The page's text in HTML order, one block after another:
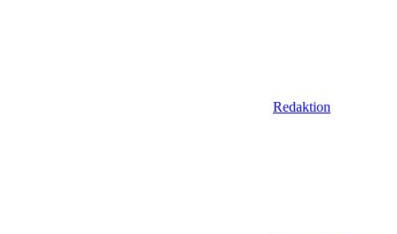
Redaktion